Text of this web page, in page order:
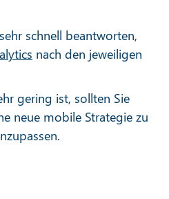
schnell beantworten,
nach den jeweiligen
gering ist, sollten Sie
neue mobile Strategie zu